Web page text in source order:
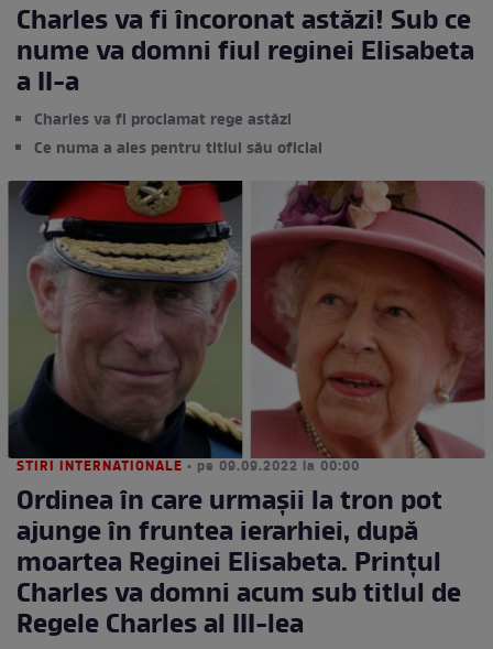
Charles va fi încoronat astăzi! Sub ce
nume va domni fiul reginei Elisabeta
a II-a
Charles va fi proclamat rege astăzi
Ce numa a ales pentru titlul său oficial
STIRI INTERNATIONALE • pe 09.09.2022 la 00:00
Ordinea în care urmașii la tron pot
ajunge în fruntea ierarhiei, după
moartea Reginei Elisabeta. Prințul
Charles va domni acum sub titlul de
Regele Charles al III-lea